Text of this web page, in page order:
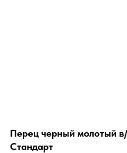
Перец черный молотый
Стандарт